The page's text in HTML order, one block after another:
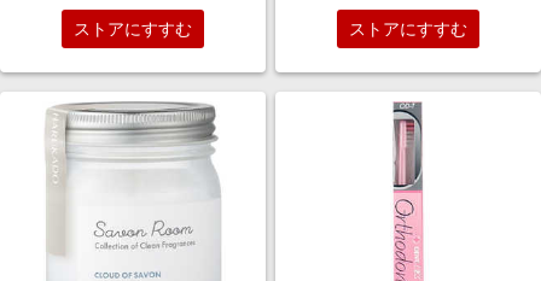
ストアにすすむ ストアにすすむ